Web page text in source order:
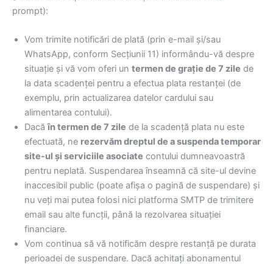
prompt):
Vom trimite notificări de plată (prin e-mail și/sau
WhatsApp, conform Secțiunii 11) informându-vă despre
situație și vă vom oferi un termen de grație de 7 zile de
la data scadenței pentru a efectua plata restanței (de
exemplu, prin actualizarea datelor cardului sau
alimentarea contului).
Dacăîn termen de 7 zile de la scadență plata nu este
efectuată, ne rezervăm dreptul de a suspenda temporar
site-ul și serviciile asociate contului dumneavoastră
pentru neplată. Suspendarea înseamnă că site-ul devine
inaccesibil public (poate afișa o pagină de suspendare) și
nu veți mai putea folosi nici platforma SMTP de trimitere
email sau alte funcții, până la rezolvarea situației
financiare.
Vom continua să vă notificăm despre restanță pe durata
perioadei de suspendare. Dacă achitați abonamentul